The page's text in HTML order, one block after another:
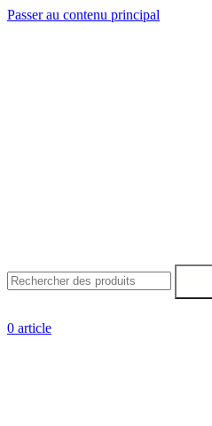
Passer au contenu principal
0 article